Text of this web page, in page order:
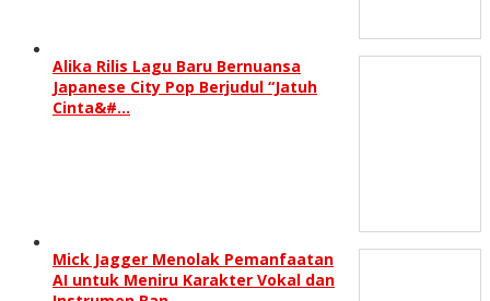
Alika Rilis Lagu Baru Bernuansa
Japanese City Pop Berjudul “Jatuh
Cinta&#…
Mick Jagger Menolak Pemanfaatan
AI untuk Meniru Karakter Vokal dan